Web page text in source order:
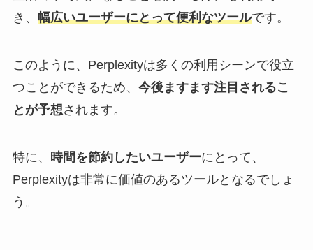
き、 幅広いユーザーにとって便利なツールです。
このように、Perplexityは多くの利用シーンで役立
つことができるため、 今後ますます注目されるこ
とが予想されます。
特に、 時間を節約したいユーザーにとって、
Perplexityは非常に価値のあるツールとなるでしょ
う。